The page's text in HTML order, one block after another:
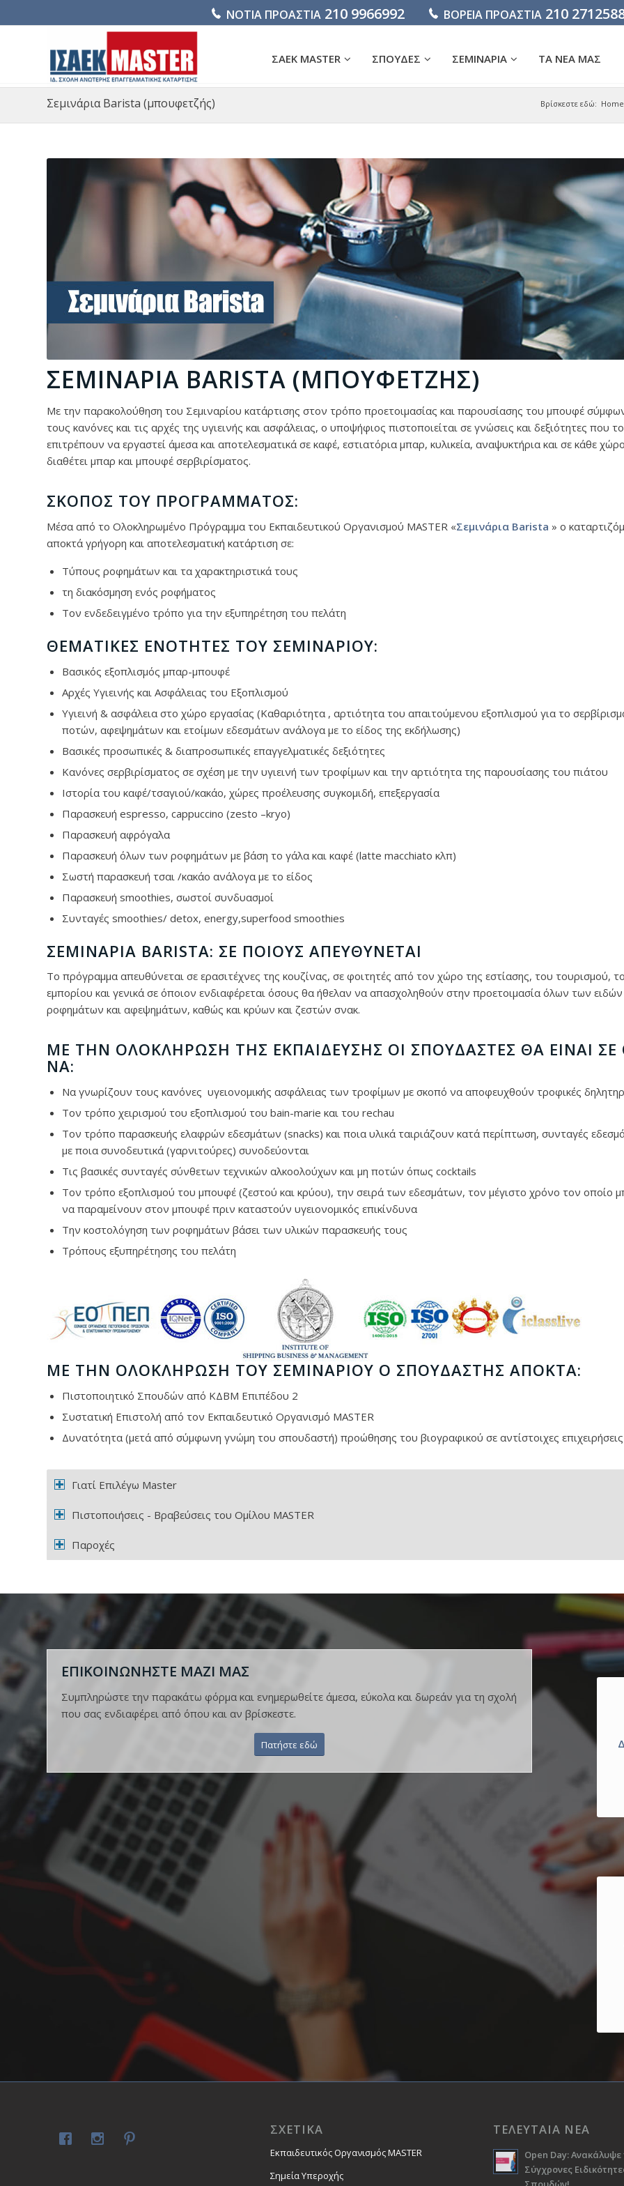
ΝΟΤΙΑ ΠΡΟΑΣΤΙΑ 210 9966992 ΒΟΡΕΙΑ ΠΡΟΑΣΤΙΑ 210
ΣΑΕΚ MASTER ΣΠΟΥΔΕΣ ΣΕΜΙΝΑΡΙΑ ΤΑ ΝΕΑ ΜΑΣ
Σεμινάρια Barista (μπουφετζής) Βρίσκεστε εδώ: Home
ΣΕΜΙΝΆΡΙΑ BARISTA (ΜΠΟΥΦΕΤΖΉΣ)
Με την παρακολούθηση του Σεμιναρίου κατάρτισης στον τρόπο προετοιμασίας και παρουσίασης του μπουφέ
τους κανόνες και τις αρχές της υγιεινής και ασφάλειας, ο υποψήφιος πιστοποιείται σε γνώσεις και δεξιότητες που
επιτρέπουν να εργαστεί άμεσα και αποτελεσματικά σε καφέ, εστιατόρια μπαρ, κυλικεία, αναψυκτήρια και σε κάθε
διαθέτει μπαρ και μπουφέ σερβιρίσματος.
ΣΚΟΠΌΣ ΤΟΥ ΠΡΟΓΡΆΜΜΑΤΟΣ:
Μέσα από το Ολοκληρωμένο Πρόγραμμα του Εκπαιδευτικού Οργανισμού MASTER «Σεμινάρια Barista » ο
αποκτά γρήγορη και αποτελεσματική κατάρτιση σε:
Τύπους ροφημάτων και τα χαρακτηριστικά τους
τη διακόσμηση ενός ροφήματος
Τον ενδεδειγμένο τρόπο για την εξυπηρέτηση του πελάτη
ΘΕΜΑΤΙΚΈΣ ΕΝΌΤΗΤΕΣ ΤΟΥ ΣΕΜΙΝΑΡΊΟΥ:
Βασικός εξοπλισμός μπαρ-μπουφέ
Αρχές Υγιεινής και Ασφάλειας του Εξοπλισμού
Υγιεινή & ασφάλεια στο χώρο εργασίας (Καθαριότητα , αρτιότητα του απαιτούμενου εξοπλισμού για το
ποτών, αφεψημάτων και ετοίμων εδεσμάτων ανάλογα με το είδος της εκδήλωσης)
Βασικές προσωπικές & διαπροσωπικές επαγγελματικές δεξιότητες
Κανόνες σερβιρίσματος σε σχέση με την υγιεινή των τροφίμων και την αρτιότητα της παρουσίασης του πιάτου
Ιστορία του καφέ/τσαγιού/κακάο, χώρες προέλευσης συγκομιδή, επεξεργασία
Παρασκευή espresso, cappuccino (zesto –kryo)
Παρασκευή αφρόγαλα
Παρασκευή όλων των ροφημάτων με βάση το γάλα και καφέ (latte macchiato κλπ)
Σωστή παρασκευή τσαι /κακάο ανάλογα με το είδος
Παρασκευή smoothies, σωστοί συνδυασμοί
Συνταγές smoothies/ detox, energy,superfood smoothies
ΣΕΜΙΝΆΡΙΑ BARISTA: ΣΕ ΠΟΙΟΥΣ ΑΠΕΥΘΎΝΕΤΑΙ
Το πρόγραμμα απευθύνεται σε ερασιτέχνες της κουζίνας, σε φοιτητές από τον χώρο της εστίασης, του τουρισμού,
εμπορίου και γενικά σε όποιον ενδιαφέρεται όσους θα ήθελαν να απασχοληθούν στην προετοιμασία όλων των ειδών
ροφημάτων και αφεψημάτων, καθώς και κρύων και ζεστών σνακ.
ΜΕ ΤΗΝ ΟΛΟΚΛΉΡΩΣΗ ΤΗΣ ΕΚΠΑΊΔΕΥΣΗΣ ΟΙ ΣΠΟΥΔΑΣΤΈΣ ΘΑ ΕΊΝΑΙ ΣΕ
ΝΑ:
Να γνωρίζουν τους κανόνες υγειονομικής ασφάλειας των τροφίμων με σκοπό να αποφευχθούν τροφικές
Τον τρόπο χειρισμού του εξοπλισμού του bain-marie και του rechau
Τον τρόπο παρασκευής ελαφρών εδεσμάτων (snacks) και ποια υλικά ταιριάζουν κατά περίπτωση, συνταγές
με ποια συνοδευτικά (γαρνιτούρες) συνοδεύονται
Τις βασικές συνταγές σύνθετων τεχνικών αλκοολούχων και μη ποτών όπως cocktails
Τον τρόπο εξοπλισμού του μπουφέ (ζεστού και κρύου), την σειρά των εδεσμάτων, τον μέγιστο χρόνο τον οποίο
να παραμείνουν στον μπουφέ πριν καταστούν υγειονομικός επικίνδυνα
Την κοστολόγηση των ροφημάτων βάσει των υλικών παρασκευής τους
Τρόπους εξυπηρέτησης του πελάτη
ΜΕ ΤΗΝ ΟΛΟΚΛΉΡΩΣΗ ΤΟΥ ΣΕΜΙΝΑΡΊΟΥ Ο ΣΠΟΥΔΑΣΤΉΣ ΑΠΟΚΤΆ:
Πιστοποιητικό Σπουδών από ΚΔΒΜ Επιπέδου 2
Συστατική Επιστολή από τον Εκπαιδευτικό Οργανισμό MASTER
Δυνατότητα (μετά από σύμφωνη γνώμη του σπουδαστή) προώθησης του βιογραφικού σε αντίστοιχες επιχειρήσεις
Γιατί Επιλέγω Master
Πιστοποιήσεις - Βραβεύσεις του Ομίλου MASTER
Παροχές
ΕΠΙΚΟΙΝΩΝΗΣΤΕ ΜΑΖΙ ΜΑΣ
Συμπληρώστε την παρακάτω φόρμα και ενημερωθείτε άμεσα, εύκολα και δωρεάν για τη σχολή
που σας ενδιαφέρει από όπου και αν βρίσκεστε.
Πατήστε εδώ
ΣΧΕΤΙΚΑ
Εκπαιδευτικός Οργανισμός MASTER
Σημεία Υπεροχής
ΤΕΛΕΥΤΑΙΑ ΝΕΑ
Open Day: Ανακάλυψε
Σύγχρονες